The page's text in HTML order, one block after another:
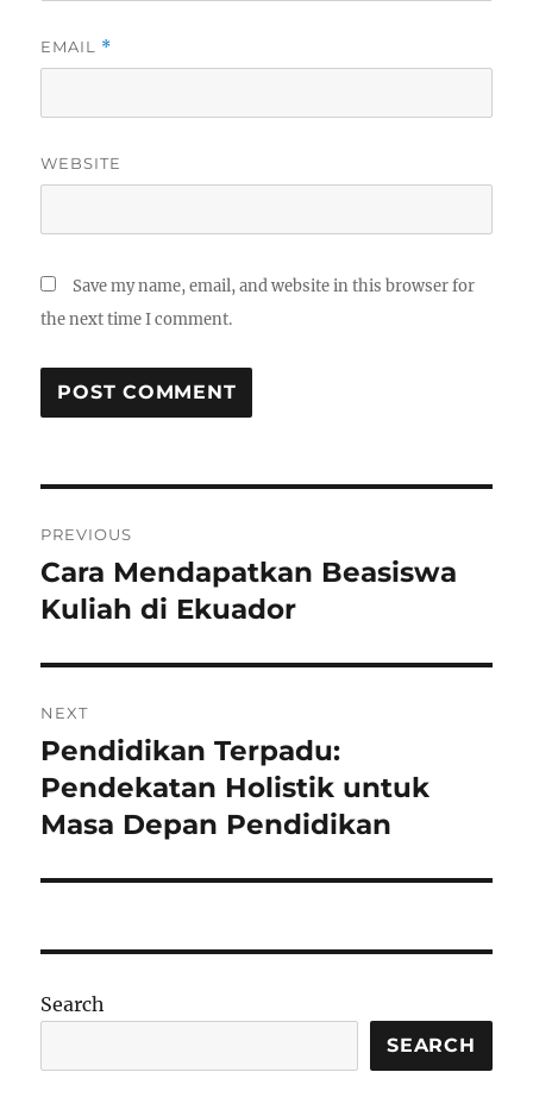
EMAIL *
WEBSITE
Save my name, email, and website in this browser for
the next time I comment.
navigation
PREVIOUS
Previous
post:
Cara Mendapatkan Beasiswa
Kuliah di Ekuador
NEXT
Next
post:
Pendidikan Terpadu:
Pendekatan Holistik untuk
Masa Depan Pendidikan
Search
SEARCH